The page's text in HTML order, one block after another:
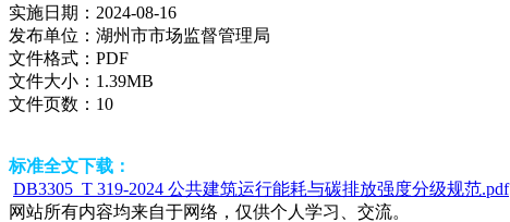
实施日期： 2024-08-16
发布单位： 湖州市市场监督管理局
文件格式： PDF
文件大小： 1.39MB
文件页数： 10
标准全文下载：
DB3305_T 319-2024 公共建筑运行能耗与碳排放强度分级规范.pdf
网站所有内容均来自于网络，仅供个人学习、交流。